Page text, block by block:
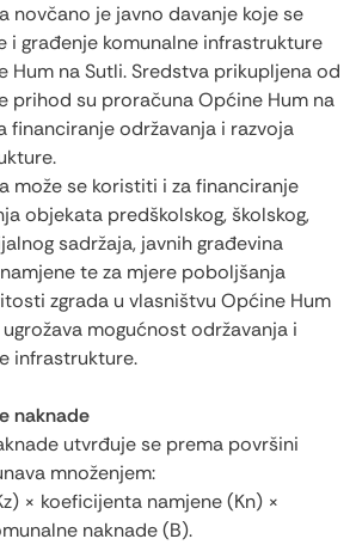
novčano je javno davanje koje se
i građenje komunalne infrastrukture
Hum na Sutli. Sredstva prikupljena od
prihod su proračuna Općine Hum na
financiranje održavanja i razvoja
može se koristiti i za financiranje
objekata predškolskog, školskog,
sadržaja, javnih građevina
te za mjere poboljšanja
zgrada u vlasništvu Općine Hum
mogućnost održavanja i
infrastrukture.
naknade
utvrđuje se prema površini
množenjem:
× koeficijenta namjene (Kn) ×
naknade (B).